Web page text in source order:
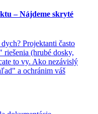
– Nájdeme skryté
Projektanti často
riešenia (hrubé dosky,
to vy. Ako nezávislý
a ochránim váš